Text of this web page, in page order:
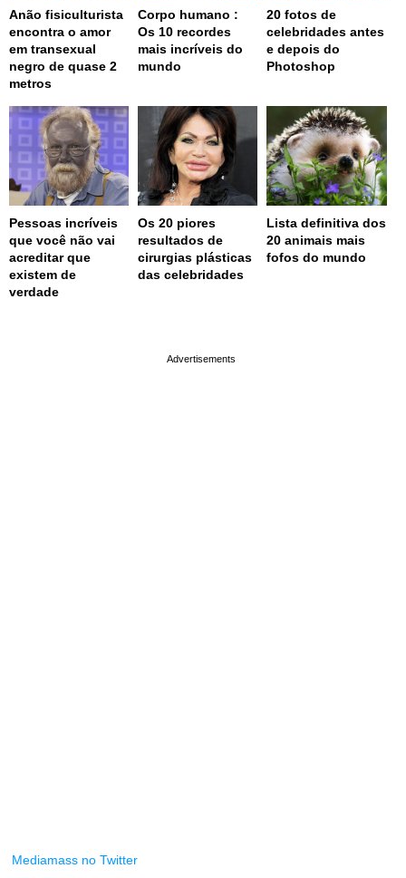
Anão fisiculturista
encontra o amor
em transexual
negro de quase 2
metros
Corpo humano :
Os 10 recordes
mais incríveis do
mundo
20 fotos de
celebridades antes
e depois do
Photoshop
Pessoas incríveis
que você não vai
acreditar que
existem de
verdade
Os 20 piores
resultados de
cirurgias plásticas
das celebridades
Lista definitiva dos
20 animais mais
fofos do mundo
Mediamass no Twitter